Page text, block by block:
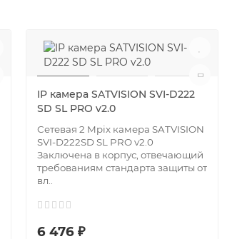
IP камера SATVISION SVI-D222
SD SL PRO v2.0
Сетевая 2 Mpix камера SATVISION
SVI-D222SD SL PRO v2.0
Заключена в корпус, отвечающий
требованиям стандарта защиты от
вл..
6 476 ₽